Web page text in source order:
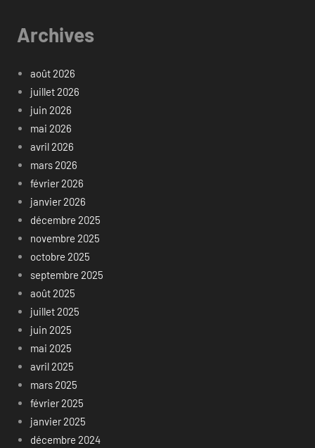
Archives
août 2026
juillet 2026
juin 2026
mai 2026
avril 2026
mars 2026
février 2026
janvier 2026
décembre 2025
novembre 2025
octobre 2025
septembre 2025
août 2025
juillet 2025
juin 2025
mai 2025
avril 2025
mars 2025
février 2025
janvier 2025
décembre 2024